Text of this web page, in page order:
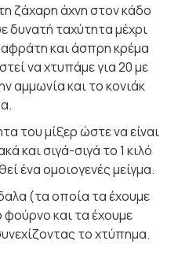
ζάχαρη άχνη στον κάδο
δυνατή ταχύτητα μέχρι
αφράτη και άσπρη κρέμα
να χτυπάμε για 20 με
αμμωνία και το κονιάκ
του μίξερ ώστε να είναι
και σιγά-σιγά το 1 κιλό
ένα ομοιογενές μείγμα.
(τα οποία τα έχουμε
φούρνο και τα έχουμε
το χτύπημα.